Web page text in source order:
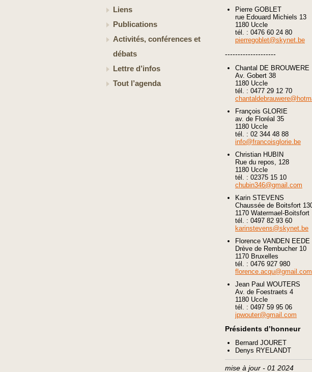
Liens
Publications
Activités, conférences et
débats
Lettre d’infos
Tout l’agenda
Pierre GOBLET
rue Edouard Michiels 13
1180 Uccle
tél. : 0476 60 24 80
pierregoblet@skynet.be
--------------------
Chantal DE BROUWERE
Av. Gobert 38
1180 Uccle
tél. : 0477 29 12 70
François GLORIE
av. de Floréal 35
1180 Uccle
tél. : 02 344 48 88
info@francoisglorie.be
Christian HUBIN
Rue du repos, 128
1180 Uccle
tél. : 02375 15 10
chubin346@gmail.com
Karin STEVENS
Chaussée de Boitsfort
1170 Watermael-Boitsfort
tél. : 0497 82 93 60
karinstevens@skynet.be
Florence VANDEN EEDE
Drève de Rembucher 10
1170 Bruxelles
tél. : 0476 927 980
florence.acqu@gmail.com
Jean Paul WOUTERS
Av. de Foestraets 4
1180 Uccle
tél. : 0497 59 95 06
jpwouter@gmail.com
Présidents d’honneur
Bernard JOURET
Denys RYELANDT
mise à jour - 01 2024